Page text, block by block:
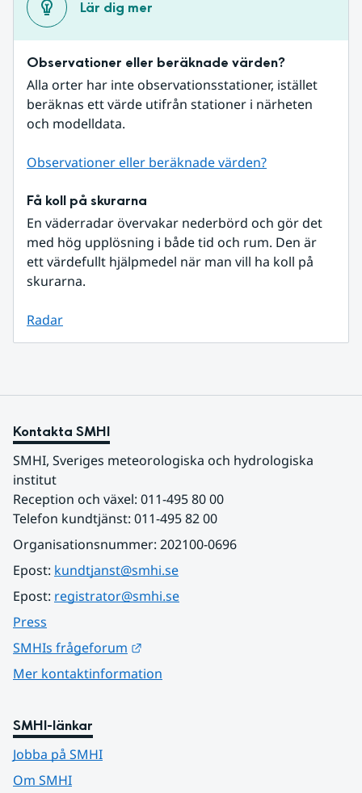
Lär dig mer
Observationer eller beräknade värden?
Alla orter har inte observationsstationer, istället
beräknas ett värde utifrån stationer i närheten
och modelldata.
Observationer eller beräknade värden?
Få koll på skurarna
En väderradar övervakar nederbörd och gör det
med hög upplösning i både tid och rum. Den är
ett värdefullt hjälpmedel när man vill ha koll på
skurarna.
Radar
Kontakta SMHI
SMHI, Sveriges meteorologiska och hydrologiska
institut
Reception och växel: 011-495 80 00
Telefon kundtjänst: 011-495 82 00
Organisationsnummer: 202100-0696
Epost: kundtjanst@smhi.se
Epost: registrator@smhi.se
Press
SMHIs frågeforum
Mer kontaktinformation
SMHI-länkar
Jobba på SMHI
Om SMHI